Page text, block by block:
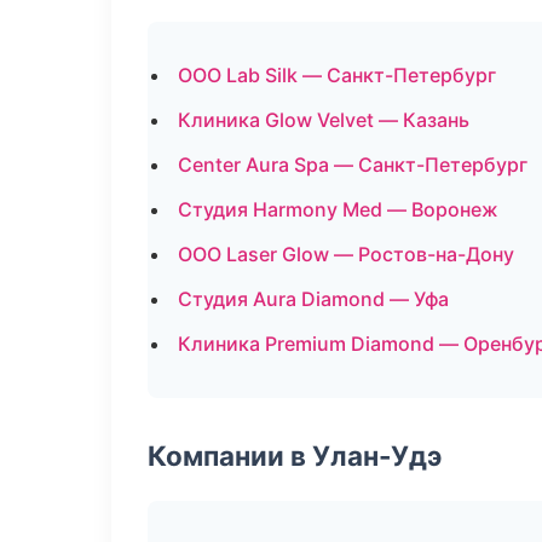
ООО Lab Silk — Санкт-Петербург
Клиника Glow Velvet — Казань
Center Aura Spa — Санкт-Петербург
Студия Harmony Med — Воронеж
ООО Laser Glow — Ростов-на-Дону
Студия Aura Diamond — Уфа
Клиника Premium Diamond —
Компании в Улан-Удэ